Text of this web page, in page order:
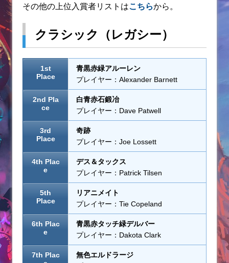
その他の上位入賞者リストはこちらから。
クラシック（レガシー）
1st
Place
青黒赤緑アルーレン
プレイヤー：Alexander Barnett
2nd Pla
ce
白青赤石鍛冶
プレイヤー：Dave Patwell
3rd
Place
奇跡
プレイヤー：Joe Lossett
4th Plac
e
デス＆タックス
プレイヤー：Patrick Tilsen
5th
Place
リアニメイト
プレイヤー：Tie Copeland
6th Plac
e
青黒赤タッチ緑デルバー
プレイヤー：Dakota Clark
7th Plac
無色エルドラージ